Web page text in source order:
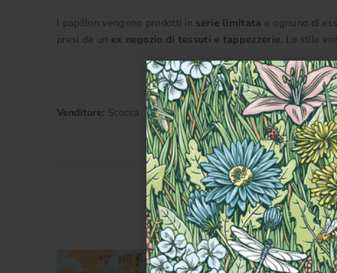
I papillon vengono prodotti in serie limitata e ognuno di
presi da un ex negozio di tessuti e tappezzerie. Lo stile
Venditore: Scocca Categorie Tutti i prodotti
-5%